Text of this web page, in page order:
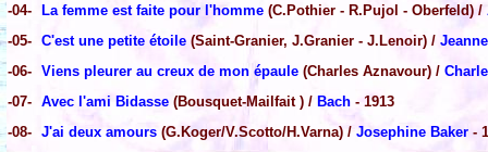
-04- La femme est faite pour l'homme (C.Pothier - R.Pujol - Oberfeld) /
-05- C'est une petite étoile (Saint-Granier, J.Granier - J.Lenoir) /
-06- Viens pleurer au creux de mon épaule (Charles Aznavour) /
-07- Avec l'ami Bidasse (Bousquet-Mailfait ) / Bach - 1913
-08- J'ai deux amours (G.Koger/V.Scotto/H.Varna) / Josephine Baker -